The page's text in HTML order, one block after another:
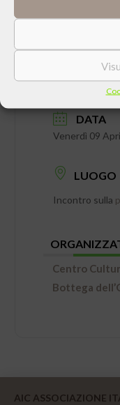
DATA
Venerdì 09
LUOGO
Incontro sulla
Centro
Bottega
AIC ASSOCIAZIONE